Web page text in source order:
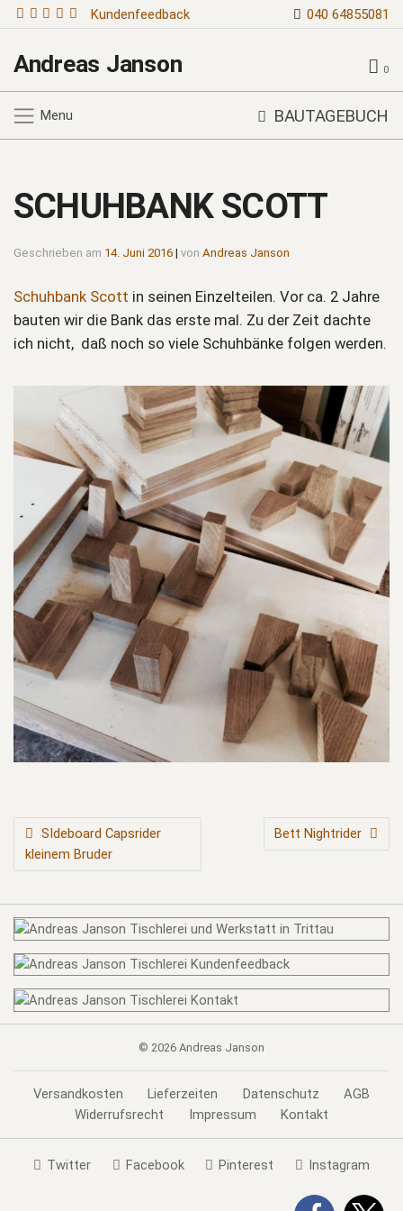
Kundenfeedback 040 64855081
Andreas Janson 0
Menu BAUTAGEBUCH
SCHUHBANK SCOTT
Geschrieben am 14. Juni 2016 | von Andreas Janson
Schuhbank Scott in seinen Einzelteilen. Vor ca. 2 Jahre
bauten wir die Bank das erste mal. Zu der Zeit dachte
ich nicht, daß noch so viele Schuhbänke folgen werden.
BEITRAGSNAVIGATIONSIdeboard Capsrider
kleinem Bruder
Bett Nightrider
© 2026 Andreas Janson
Versandkosten Lieferzeiten Datenschutz
AGB
Widerrufsrecht
Impressum Kontakt
Twitter Facebook Pinterest Instagram